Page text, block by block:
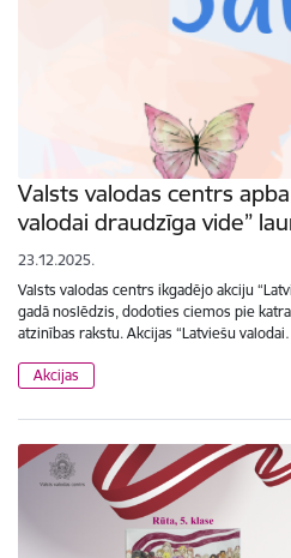
Valsts valodas centrs
valodai draudzīga vide”
23.12.2025.
Valsts valodas centrs ikgadējo akciju
gadā noslēdzis, dodoties ciemos pie
atzinības rakstu. Akcijas “Latviešu
Akcijas